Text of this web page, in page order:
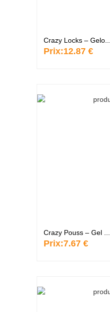
Crazy Locks – Gelo...
Prix:12.87 €
Crazy Pouss – Gel ...
Prix:7.67 €